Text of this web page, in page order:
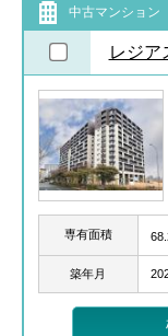
中古マンション
レジア
専有面積
築年月